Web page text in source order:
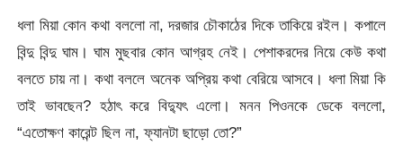
ধলা মিয়া কোন কথা বললো না, দরজার চৌকাঠের দিকে তাকিয়ে রইল। কপালে
বিন্দু বিন্দু ঘাম। ঘাম মুছবার কোন আগ্রহ নেই। পেশাকরদের নিয়ে কেউ কথা
বলতে চায় না। কথা বললে অনেক অপ্রিয় কথা বেরিয়ে আসবে। ধলা মিয়া কি
তাই ভাবছেন? হঠাৎ করে বিদ্যুৎ এলো। মনন পিওনকে ডেকে বললো,
“এতোক্ষণ কারেন্ট ছিল না, ফ্যানটা ছাড়ো তো?”